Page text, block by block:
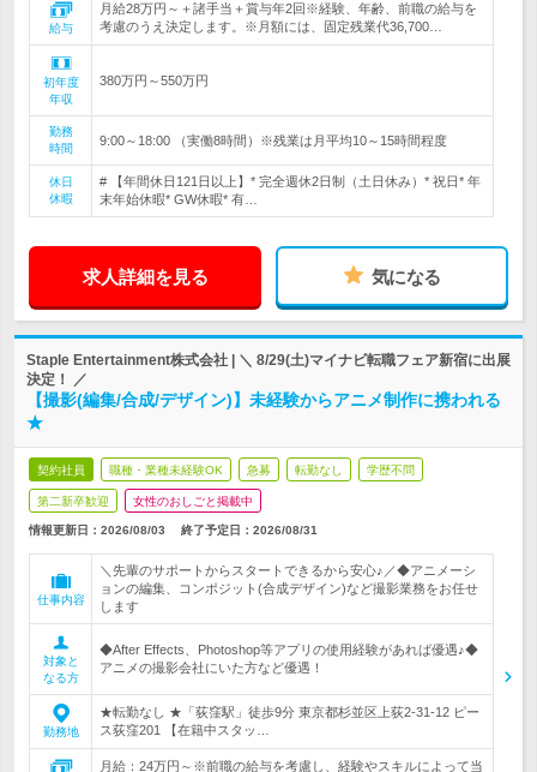
給与
月給28万円～＋諸手当＋賞与年2回※経験、年齢、前職の給与を
考慮のうえ決定します。※月額には、固定残業代36,700…
初年度
年収
380万円～550万円
勤務
時間
9:00～18:00 （実働8時間）※残業は月平均10～15時間程度
休日
休暇
# 【年間休日121日以上】* 完全週休2日制（土日休み）* 祝日* 年
末年始休暇* GW休暇* 有…
求人詳細を見る 気になる
Staple Entertainment株式会社 | ＼ 8/29(土)マイナビ転職フェア新宿に出展
決定！ ／
【撮影(編集/合成/デザイン)】未経験からアニメ制作に携われる
★
契約社員 職種・業種未経験OK 急募 転勤なし 学歴不問
第二新卒歓迎 女性のおしごと掲載中
情報更新日：2026/08/03 終了予定日： 2026/08/31
仕事内容
＼先輩のサポートからスタートできるから安心♪／◆アニメーシ
ョンの編集、コンポジット(合成デザイン)など撮影業務をお任せ
します
対象と
なる方
◆After Effects、Photoshop等アプリの使用経験があれば優遇♪◆
アニメの撮影会社にいた方など優遇！
勤務地
★転勤なし ★「荻窪駅」徒歩9分 東京都杉並区上荻2-31-12 ピー
ス荻窪201 【在籍中スタッ…
月給：24万円～※前職の給与を考慮し、経験やスキルによって当